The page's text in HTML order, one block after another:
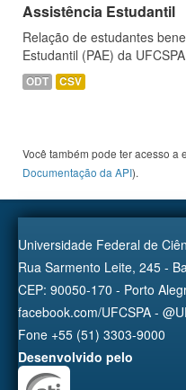
Assistência Estudantil
Relação de estudantes
Estudantil (PAE) da
ODT CSV
Você também pode ter acesso a
Documentação da API).
Universidade Federal de
Rua Sarmento Leite, 245 -
CEP: 90050-170 - Porto
facebook.com/UFCSPA -
Fone +55 (51) 3303-9000
Desenvolvido pelo